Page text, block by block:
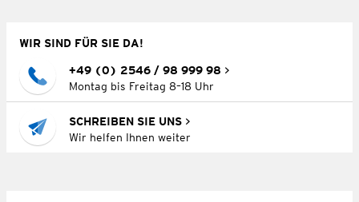
WIR SIND FÜR SIE DA!
+49 (0) 2546 / 98 999 98
Montag bis Freitag 8–18 Uhr
SCHREIBEN SIE UNS
Wir helfen Ihnen weiter